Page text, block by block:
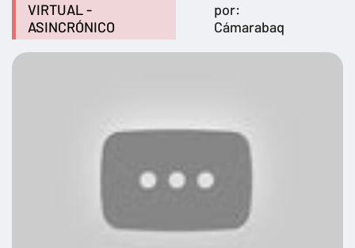
VIRTUAL -
ASINCRÓNICO
por:
Cámarabaq